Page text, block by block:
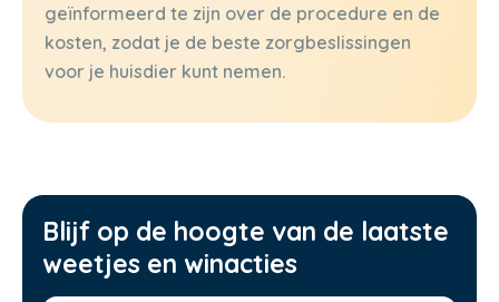
geïnformeerd te zijn over de procedure en de
kosten, zodat je de beste zorgbeslissingen
voor je huisdier kunt nemen.
Blijf op de hoogte van de laatste
weetjes en winacties